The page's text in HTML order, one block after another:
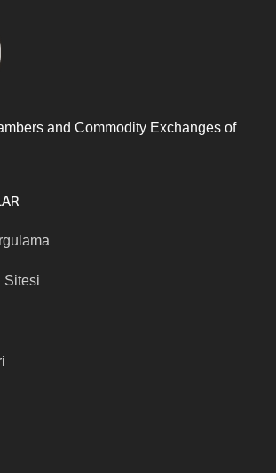
and Commodity Exchanges of
Sitesi